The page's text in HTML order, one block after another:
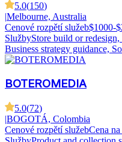
5.0(150)
|Melbourne, Australia
Cenové rozpětí služeb$1000-
SlužbyStore build or
Business strategy guidance,
BOTEROMEDIA
5.0(72)
|BOGOTÁ, Colombia
Cenové rozpětí služebCena